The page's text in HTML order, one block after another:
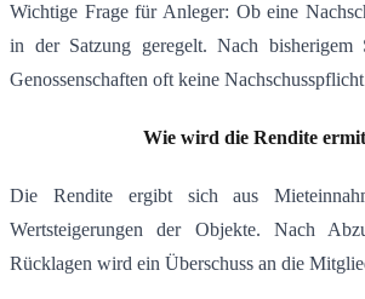
Wichtige Frage für Anleger: Ob eine
in der Satzung geregelt. Nach
Genossenschaften oft keine
Wie wird die Rendite
Die Rendite ergibt sich aus
Wertsteigerungen der Objekte. Nach
Rücklagen wird ein Überschuss an die